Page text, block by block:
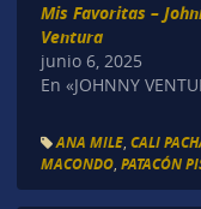
Mis Favoritas –
Ventura
junio 6, 2025
En «JOHNNY
ANA MILE, CALI
MACONDO, PATACÓN